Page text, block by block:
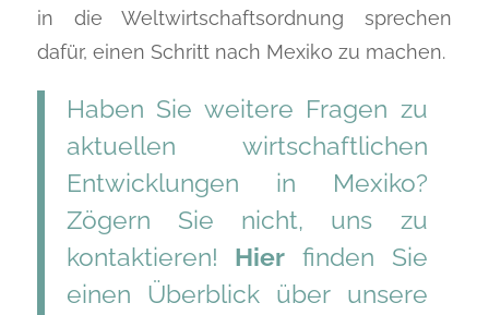
in die Weltwirtschaftsordnung sprechen
dafür, einen Schritt nach Mexiko zu machen.
Haben Sie weitere Fragen zu
aktuellen wirtschaftlichen
Entwicklungen in Mexiko?
Zögern Sie nicht, uns zu
kontaktieren! Hier finden Sie
einen Überblick über unsere